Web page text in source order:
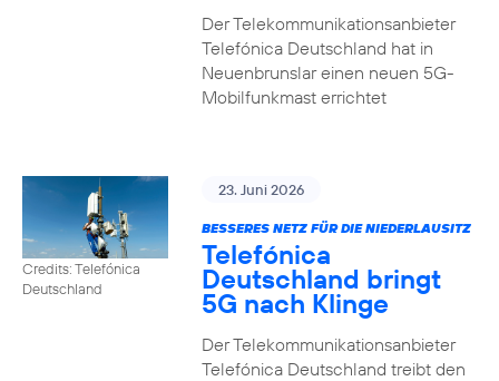
Der Telekommunikationsanbieter
Telefónica Deutschland hat in
Neuenbrunslar einen neuen 5G-
Mobilfunkmast errichtet
Credits: Telefónica
Deutschland
23. Juni 2026
BESSERES NETZ FÜR DIE NIEDERLAUSITZ
Telefónica
Deutschland bringt
5G nach Klinge
Der Telekommunikationsanbieter
Telefónica Deutschland treibt den